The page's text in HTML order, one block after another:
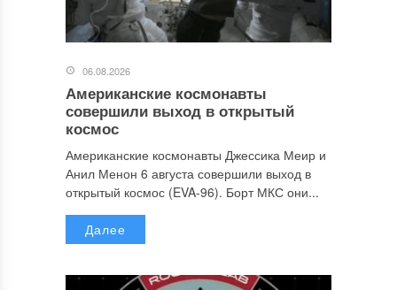
06.08.2026
Американские космонавты
совершили выход в открытый
космос
Американские космонавты Джессика Меир и
Анил Менон 6 августа совершили выход в
открытый космос (EVA-96). Борт МКС они...
Далее